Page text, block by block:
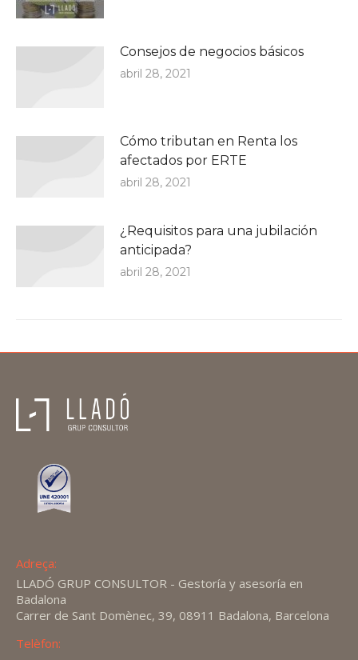
Consejos de negocios básicos
abril 28, 2021
Cómo tributan en Renta los
afectados por ERTE
abril 28, 2021
¿Requisitos para una jubilación
anticipada?
abril 28, 2021
Adreça:
LLADÓ GRUP CONSULTOR - Gestoría y asesoría en
Badalona
Carrer de Sant Domènec, 39, 08911 Badalona, Barcelona
Telèfon: